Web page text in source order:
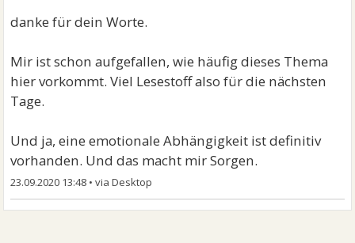
danke für dein Worte.
Mir ist schon aufgefallen, wie häufig dieses Thema
hier vorkommt. Viel Lesestoff also für die nächsten
Tage.
Und ja, eine emotionale Abhängigkeit ist definitiv
vorhanden. Und das macht mir Sorgen.
23.09.2020 13:48 •